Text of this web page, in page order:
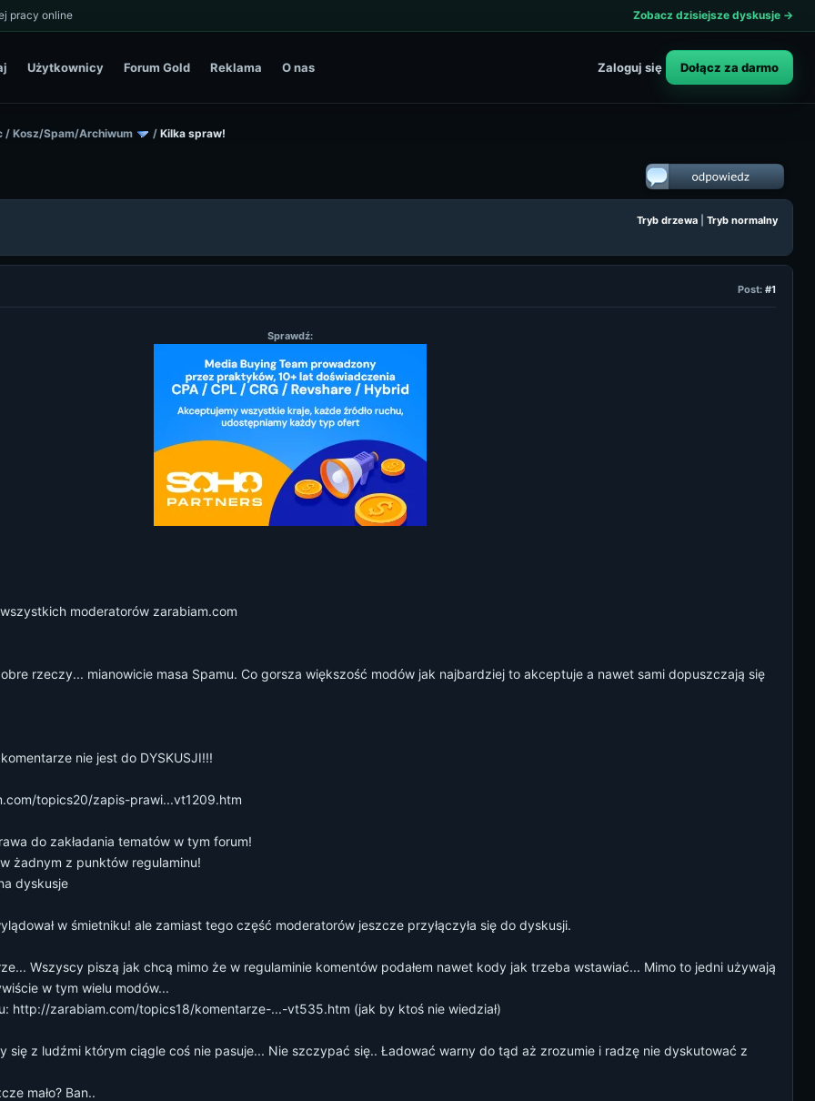
pracy online Zobacz dzisiejsze dyskusje →
Użytkownicy Forum Gold Reklama O nas Zaloguj się Dołącz za darmo
/ Kosz/Spam/Archiwum / Kilka spraw!
Tryb drzewa Tryb normalny
Post: #1
Sprawdź:
moderatorów zarabiam.com
rzeczy... mianowicie masa Spamu. Co gorsza większość modów jak najbardziej to akceptuje a nawet sami dopuszczają się
nie jest do DYSKUSJI!!!
topics20/zapis-prawi...vt1209.htm
do zakładania tematów w tym forum!
żadnym z punktów regulaminu!
dyskusje
w śmietniku! ale zamiast tego część moderatorów jeszcze przyłączyła się do dyskusji.
Wszyscy piszą jak chcą mimo że w regulaminie komentów podałem nawet kody jak trzeba wstawiać... Mimo to jedni używają
w tym wielu modów...
http://zarabiam.com/topics18/komentarze-...-vt535.htm (jak by ktoś nie wiedział)
się z ludźmi którym ciągle coś nie pasuje... Nie szczypać się.. Ładować warny do tąd aż zrozumie i radzę nie dyskutować z
mało? Ban..